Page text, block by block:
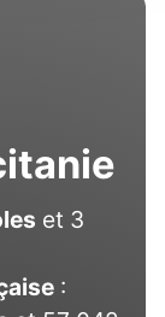
et 3
: